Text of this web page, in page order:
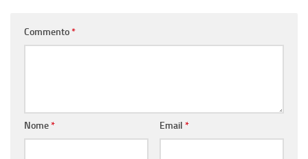
Commento*
Nome* Email *